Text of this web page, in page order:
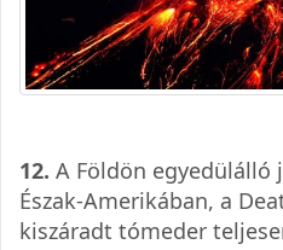
12. A Földön egyedülálló
Észak-Amerikában, a
kiszáradt tómeder